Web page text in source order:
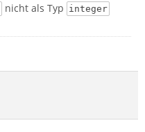
nicht als Typ integer